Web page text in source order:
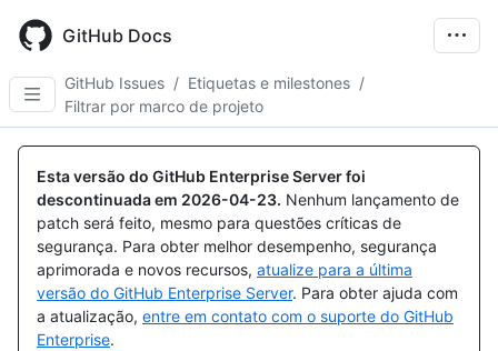
main
content
GitHub Docs
GitHub Issues / Etiquetas e milestones /
Filtrar por marco de projeto
Esta versão do GitHub Enterprise Server foi
descontinuada em 2026-04-23. Nenhum lançamento de
patch será feito, mesmo para questões críticas de
segurança. Para obter melhor desempenho, segurança
aprimorada e novos recursos, atualize para a última
versão do GitHub Enterprise Server. Para obter ajuda com
a atualização, entre em contato com o suporte do GitHub
Enterprise.